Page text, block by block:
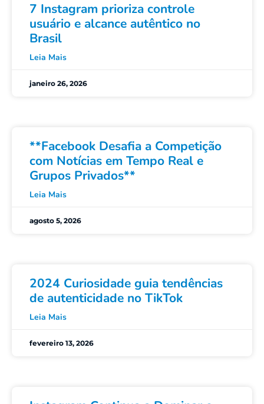
7 Instagram prioriza controle
usuário e alcance autêntico no
Brasil
Leia Mais
janeiro 26, 2026
**Facebook Desafia a Competição
com Notícias em Tempo Real e
Grupos Privados**
Leia Mais
agosto 5, 2026
2024 Curiosidade guia tendências
de autenticidade no TikTok
Leia Mais
fevereiro 13, 2026